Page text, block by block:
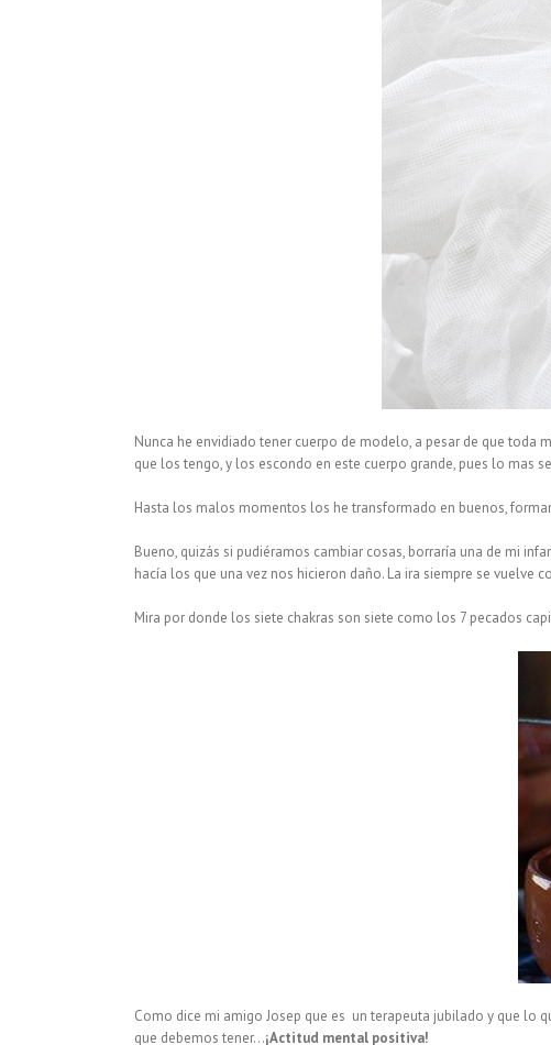
Nunca he envidiado tener cuerpo de modelo, a pesar de que toda
que los tengo, y los escondo en este cuerpo grande, pues lo mas
Hasta los malos momentos los he transformado en buenos,
Bueno, quizás si pudiéramos cambiar cosas, borraría una de mi
hacía los que una vez nos hicieron daño. La ira siempre se vuelve
Mira por donde los siete chakras son siete como los 7 pecados
Como dice mi amigo Josep que es un terapeuta jubilado y que lo
que debemos tener…¡Actitud mental positiva!